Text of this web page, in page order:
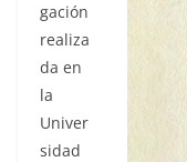
gación
realiza
da en
la
Univer
sidad